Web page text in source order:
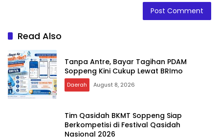
Read Also
Tanpa Antre, Bayar Tagihan PDAM
Soppeng Kini Cukup Lewat BRImo
Daerah August 8, 2026
Tim Qasidah BKMT Soppeng Siap
Berkompetisi di Festival Qasidah
Nasional 2026